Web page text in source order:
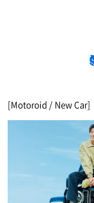
[Motoroid / New Car]